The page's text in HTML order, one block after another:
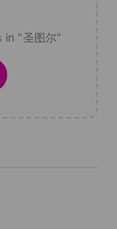
"圣图尔"